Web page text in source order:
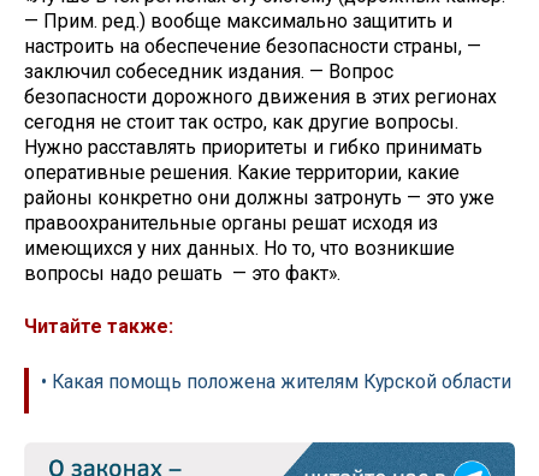
— Прим. ред.) вообще максимально защитить и
настроить на обеспечение безопасности страны, —
заключил собеседник издания. — Вопрос
безопасности дорожного движения в этих регионах
сегодня не стоит так остро, как другие вопросы.
Нужно расставлять приоритеты и гибко принимать
оперативные решения. Какие территории, какие
районы конкретно они должны затронуть — это уже
правоохранительные органы решат исходя из
имеющихся у них данных. Но то, что возникшие
вопросы надо решать — это факт».
Читайте также:
• Какая помощь положена жителям Курской области